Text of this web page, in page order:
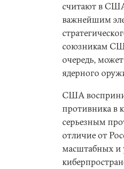
считают в
важнейшим
союзникам
очередь,
ядерного
США
противника в
серьезным
отличие от
масштабных и